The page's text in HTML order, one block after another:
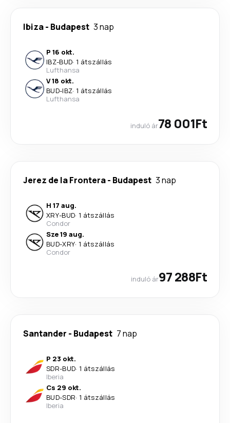
Ibiza- Budapest 3 nap
P 16 okt.
IBZ-BUD· 1 átszállás
Lufthansa
V 18 okt.
BUD-IBZ· 1 átszállás
Lufthansa
induló ár78 001Ft
Jerez de la Frontera- Budapest 3 nap
H 17 aug.
XRY-BUD· 1 átszállás
Condor
Sze 19 aug.
BUD-XRY· 1 átszállás
Condor
induló ár97 288Ft
Santander - Budapest 7 nap
P 23 okt.
SDR-BUD· 1 átszállás
Iberia
Cs 29 okt.
BUD-SDR· 1 átszállás
Iberia